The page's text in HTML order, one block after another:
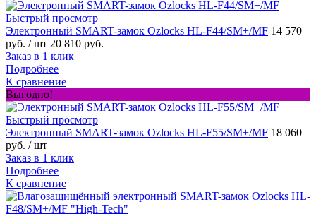
Быстрый просмотр
Электронный SMART-замок Ozlocks HL-F44/SM+/MF 14 570
руб. / шт 20 810 руб.
Заказ в 1 клик
Подробнее
К сравнение
Выгодно!
Быстрый просмотр
Электронный SMART-замок Ozlocks HL-F55/SM+/MF 18 060
руб. / шт
Заказ в 1 клик
Подробнее
К сравнение